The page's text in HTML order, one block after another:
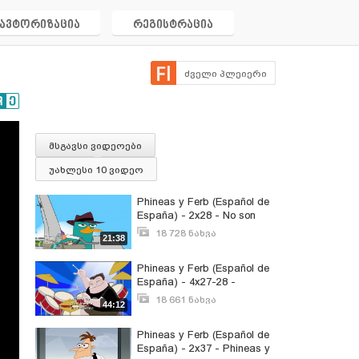
ავტორიზაცია რეგისტრაცია
ძველი პლეიერი
მსგავსი ვიდეოები
უახლესი 10 ვიდეო
21:38
Phineas y Ferb (Español de
España) - 2x28 - No son
Phineas y Ferb - Las
18 728 ნახვა
44:12
Phineas y Ferb (Español de
España) - 4x27-28 -
Phineas y Ferb Salvan el
18 661 ნახვა
Phineas y Ferb (Español de
España) - 2x37 - Phineas y